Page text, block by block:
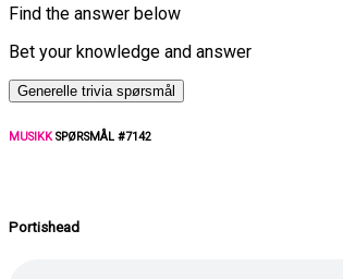
Find the answer below
Bet your knowledge and answer
Generelle trivia spørsmål
MUSIKKSPØRSMÅL #7142
Portishead